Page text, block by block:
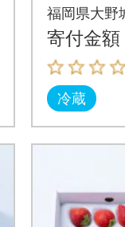
う」&ふ
太子」(
福岡県大野
寄付金額
冷蔵